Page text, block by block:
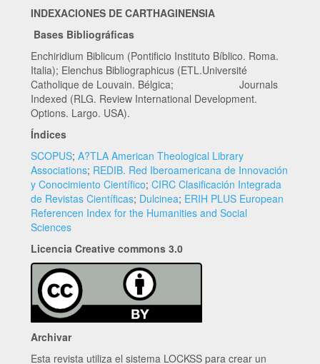
INDEXACIONES DE CARTHAGINENSIA
Bases Bibliográficas
Enchiridium Biblicum (Pontificio Instituto Bíblico. Roma.
Italia); Elenchus Bibliographicus (ETL.Université
Catholique de Louvain. Bélgica; Journals
Indexed (RLG. Review International Development.
Options. Largo. USA).
Índices
SCOPUS; A?TLA American Theological Library
Associations; REDIB. Red Iberoamericana de Innovación
y Conocimiento Científico; CIRC Clasificación Integrada
de Revistas Científicas; Dulcinea; ERIH PLUS European
Referencen Index for the Humanities and Social
Sciences
Licencia Creative commons 3.0
Archivar
Esta revista utiliza el sistema LOCKSS para crear un